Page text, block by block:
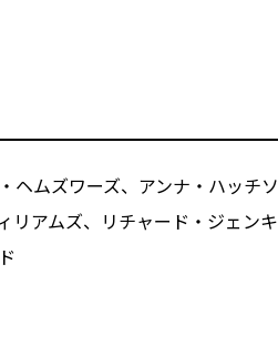
ヘムズワーズ、アンナ・ハッチソ
リアムズ、リチャード・ジェンキ